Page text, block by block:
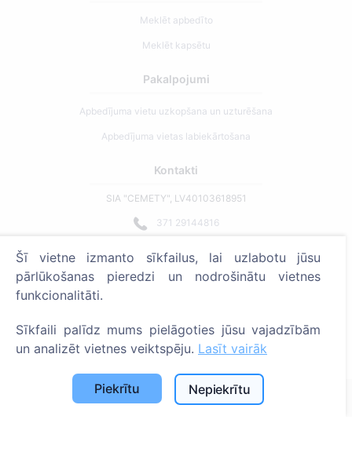
Meklēt apbedīto
Meklēt kapsētu
Pakalpojumi
Apbedījuma vietu uzkopšana un uzturēšana
Apbedījuma vietas labiekārtošana
Kontakti
SIA "CEMETY", LV40103618951
371 29144816
Strādājam visā Latvijā!
Administratoriem
© 2013 - 2026 Cemety Visas tiesības aizsargātas
Privātuma politika un noteikumi.
Šī vietne izmanto sīkfailus, lai uzlabotu jūsu
pārlūkošanas pieredzi un nodrošinātu vietnes
funkcionalitāti.
Sīkfaili palīdz mums pielāgoties jūsu vajadzībām
un analizēt vietnes veiktspēju. Lasīt vairāk
Piekrītu Nepiekrītu